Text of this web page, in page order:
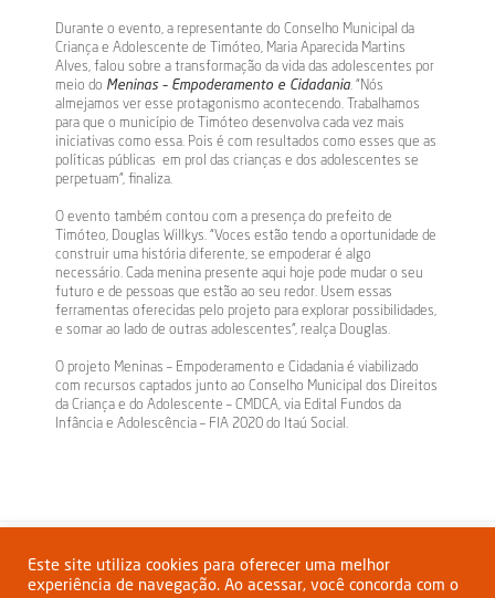
Durante o evento, a representante do Conselho Municipal da
Criança e Adolescente de Timóteo, Maria Aparecida Martins
Alves, falou sobre a transformação da vida das adolescentes por
meio do Meninas – Empoderamento e Cidadania . “Nós
almejamos ver esse protagonismo acontecendo. Trabalhamos
para que o município de Timóteo desenvolva cada vez mais
iniciativas como essa. Pois é com resultados como esses que as
políticas públicas em prol das crianças e dos adolescentes se
perpetuam”, finaliza.
O evento também contou com a presença do prefeito de
Timóteo, Douglas Willkys. “Voces estão tendo a oportunidade de
construir uma história diferente, se empoderar é algo
necessário. Cada menina presente aqui hoje pode mudar o seu
futuro e de pessoas que estão ao seu redor. Usem essas
ferramentas oferecidas pelo projeto para explorar possibilidades,
e somar ao lado de outras adolescentes”, realça Douglas.
O projeto Meninas – Empoderamento e Cidadania é viabilizado
com recursos captados junto ao Conselho Municipal dos Direitos
da Criança e do Adolescente – CMDCA, via Edital Fundos da
Infância e Adolescência – FIA 2020 do Itaú Social.
Compartilhar:
Este site utiliza cookies para oferecer uma melhor
experiência de navegação. Ao acessar, você concorda com o